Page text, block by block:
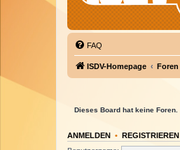
FAQ
ISDV-Homepage Foren
Dieses Board hat keine Foren.
ANMELDEN • REGISTRIEREN